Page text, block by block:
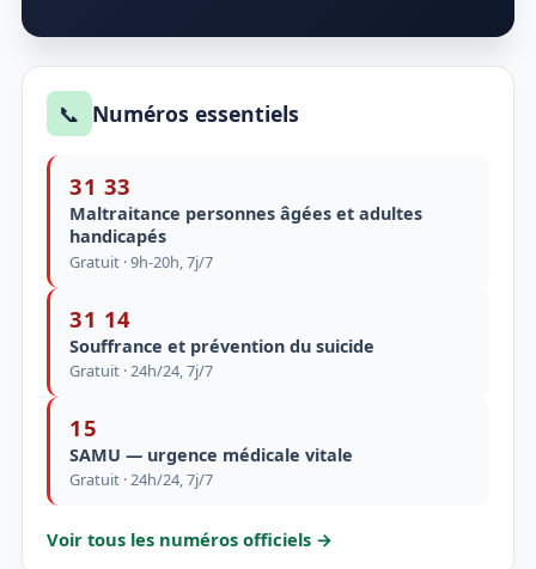
📞 Numéros essentiels
31 33
Maltraitance personnes âgées et adultes
handicapés
Gratuit · 9h-20h, 7j/7
31 14
Souffrance et prévention du suicide
Gratuit · 24h/24, 7j/7
15
SAMU — urgence médicale vitale
Gratuit · 24h/24, 7j/7
Voir tous les numéros officiels →